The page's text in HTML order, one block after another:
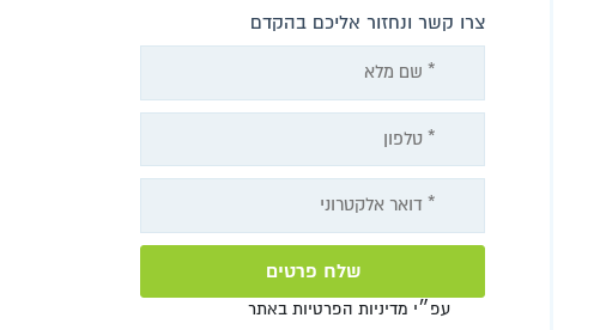
צרו קשר ונחזור אליכם בהקדם
מאשר/ת שליחת פרטים למרכז למשכנתאות
עפ״י מדיניות הפרטיות באתר